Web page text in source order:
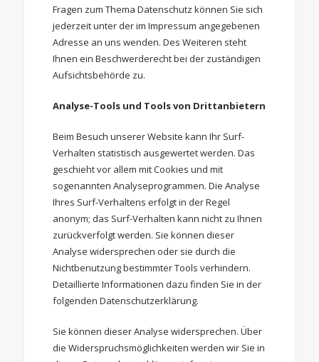
Fragen zum Thema Datenschutz können Sie sich
jederzeit unter der im Impressum angegebenen
Adresse an uns wenden. Des Weiteren steht
Ihnen ein Beschwerderecht bei der zuständigen
Aufsichtsbehörde zu.
Analyse-Tools und Tools von Drittanbietern
Beim Besuch unserer Website kann Ihr Surf-
Verhalten statistisch ausgewertet werden. Das
geschieht vor allem mit Cookies und mit
sogenannten Analyseprogrammen. Die Analyse
Ihres Surf-Verhaltens erfolgt in der Regel
anonym; das Surf-Verhalten kann nicht zu Ihnen
zurückverfolgt werden. Sie können dieser
Analyse widersprechen oder sie durch die
Nichtbenutzung bestimmter Tools verhindern.
Detaillierte Informationen dazu finden Sie in der
folgenden Datenschutzerklärung.
Sie können dieser Analyse widersprechen. Über
die Widerspruchsmöglichkeiten werden wir Sie in